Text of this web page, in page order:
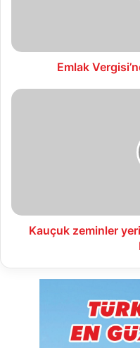
Emlak
Kauçuk
Kauçuk zeminler